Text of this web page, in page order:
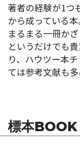
著者の経験が1つ
から成っている
まるまる一冊か
というだけでも
り、ハウツー本
ては参考文献も多
標本BOOK